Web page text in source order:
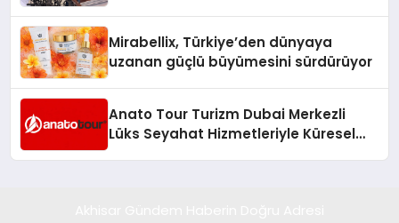
Mirabellix, Türkiye’den dünyaya
uzanan güçlü büyümesini sürdürüyor
Anato Tour Turizm Dubai Merkezli
Lüks Seyahat Hizmetleriyle Küresel